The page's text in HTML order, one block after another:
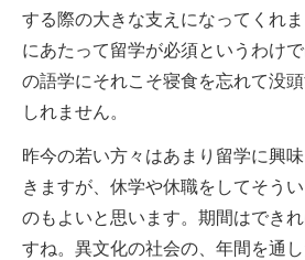
する際の大きな支えになってくれ
にあたって留学が必須というわけ
の語学にそれこそ寝食を忘れて没
しれません。
昨今の若い方々はあまり留学に興
きますが、休学や休職をしてそう
のもよいと思います。期間はでき
すね。異文化の社会の、年間を通